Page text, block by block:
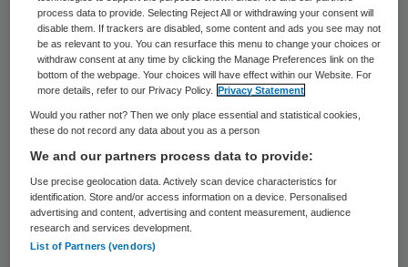
meer herkiesbaar.
Veldman werkt als economisch directeur bij
Haegens International B.V.
Vicevoorzitter Yvonne. Bouwman-Bakker is
herbenoemd voor een periode van vier jaar.
De twee leden Mieke van Huijgevoort en
Arie Verdijk hebben zich niet herkiesbaar
gesteld. Beiden vier jaar lid geweest van de
process data to provide. Selecting Reject All or withdrawing your consent will
disable them. If trackers are disabled, some content and ads you see may not
be as relevant to you. You can resurface this menu to change your choices or
withdraw consent at any time by clicking the Manage Preferences link on the
bottom of the webpage. Your choices will have effect within our Website. For
more details, refer to our Privacy Policy.
Privacy Statement
Would you rather not? Then we only place essential and statistical cookies,
these do not record any data about you as a person
We and our partners process data to provide:
Use precise geolocation data. Actively scan device characteristics for
identification. Store and/or access information on a device. Personalised
advertising and content, advertising and content measurement, audience
research and services development.
List of Partners (vendors)